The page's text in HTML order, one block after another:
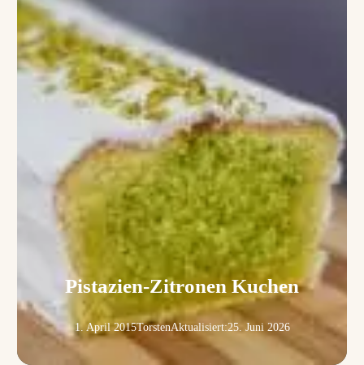
Pistazien-Zitronen Kuchen
1. April 2015TorstenAktualisiert:25. Juni 2026